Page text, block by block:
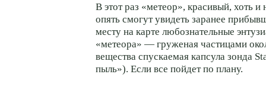
В этот раз «метеор», красивый, хоть и
опять смогут увидеть заранее
месту на карте любознательные
«метеора» — груженая частицами
вещества спускаемая капсула зонда
пыль»). Если все пойдет по плану.